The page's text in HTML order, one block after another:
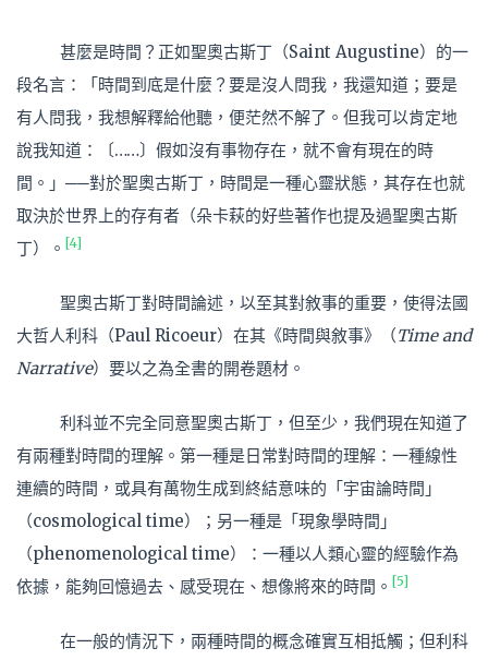
甚麼是時間？正如聖奧古斯丁（Saint Augustine）的一
段名言：「時間到底是什麼？要是沒人問我，我還知道；要是
有人問我，我想解釋給他聽，便茫然不解了。但我可以肯定地
說我知道：〔……〕假如沒有事物存在，就不會有現在的時
間。」──對於聖奧古斯丁，時間是一種心靈狀態，其存在也就
取決於世界上的存有者（朵卡萩的好些著作也提及過聖奧古斯
丁）。
[4]
聖奧古斯丁對時間論述，以至其對敘事的重要，使得法國
大哲人利科（Paul Ricoeur）在其《時間與敘事》（Time and
Narrative）要以之為全書的開卷題材。
利科並不完全同意聖奧古斯丁，但至少，我們現在知道了
有兩種對時間的理解。第一種是日常對時間的理解：一種線性
連續的時間，或具有萬物生成到終結意味的「宇宙論時間」
（cosmological time）；另一種是「現象學時間」
（phenomenological time）：一種以人類心靈的經驗作為
依據，能夠回憶過去、感受現在、想像將來的時間。
[5]
在一般的情況下，兩種時間的概念確實互相抵觸；但利科